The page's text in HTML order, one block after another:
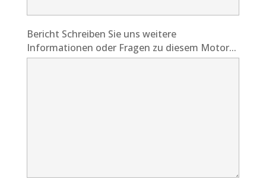
Bericht Schreiben Sie uns weitere
Informationen oder Fragen zu diesem Motor...